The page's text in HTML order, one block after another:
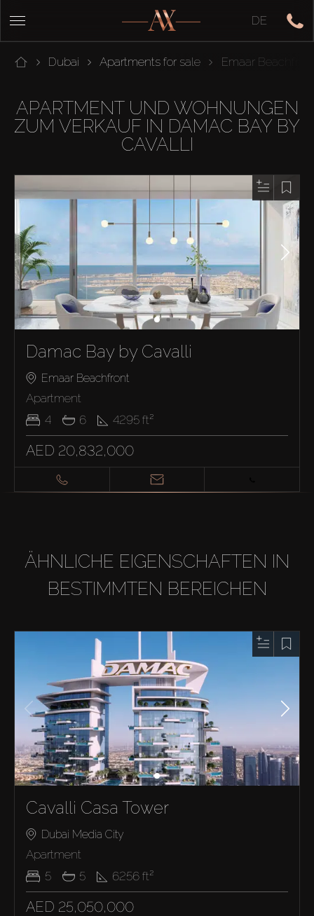
DE
Dubai Apartments for sale Emaar
APARTMENT UND WOHNUNGEN
ZUM VERKAUF IN DAMAC BAY BY
CAVALLI
Damac Bay by Cavalli
Emaar Beachfront
Apartment
4
6 4295 ft²
AED 20,832,000
ÄHNLICHE EIGENSCHAFTEN IN
BESTIMMTEN BEREICHEN
Cavalli Casa Tower
Dubai Media City
Apartment
5
5 6256 ft²
AED 25,050,000